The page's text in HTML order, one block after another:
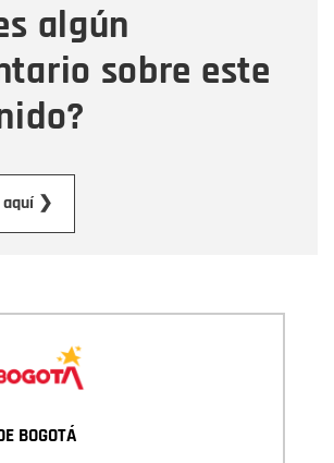
algún
sobre este
aquí ❯
BOGOTÁ